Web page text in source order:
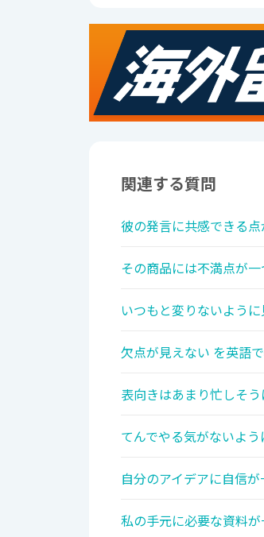
関連する質問
彼の発言に共感できる
その商品には不満点が
いつもと変りないよう
欠点が見えない を英語
表向きはあまり忙しそ
てんでやる気がないよ
自分のアイデアに自信
私の手元に必要な資料